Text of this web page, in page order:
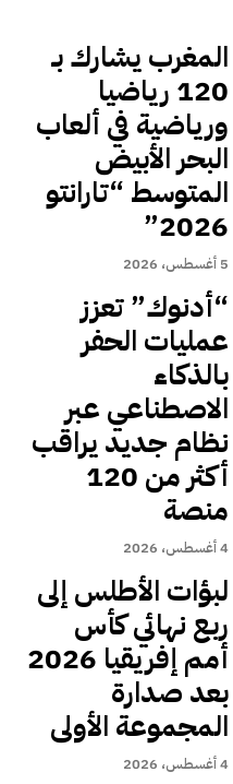
المغرب يشارك بـ
120 رياضيا
ورياضية في ألعاب
البحر الأبيض
المتوسط “تارانتو
2026”
5 أغسطس، 2026
“أدنوك” تعزز
عمليات الحفر
بالذكاء
الاصطناعي عبر
نظام جديد يراقب
أكثر من 120
منصة
4 أغسطس، 2026
لبؤات الأطلس إلى
ربع نهائي كأس
أمم إفريقيا 2026
بعد صدارة
المجموعة الأولى
4 أغسطس، 2026